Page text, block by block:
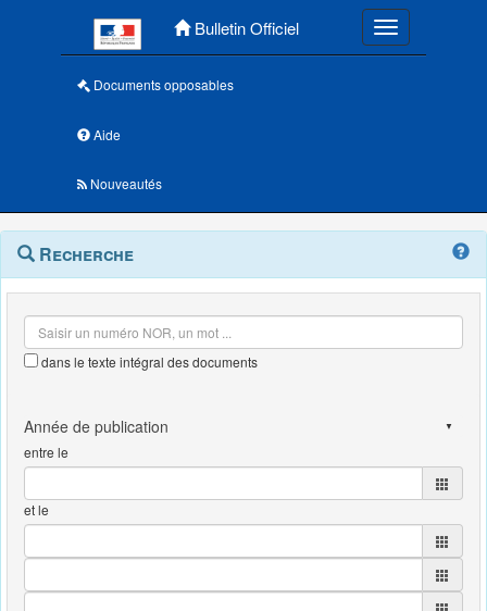
Bulletin Officiel Toggle
Documents opposables
Aide
Nouveautés
Navigation
outils
Menu
contextuel
Recherche
dans le texte intégral des documents
entre le
et le